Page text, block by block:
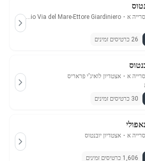
א ・
Stadio Via del Mare-Ettore Giardiniero
26 כרטיסים זמינים
א ・ אצטדיון לואיג'י פראריס
30 כרטיסים זמינים
א ・ אצטדיון יובנטוס
1,606 כרטיסים זמינים